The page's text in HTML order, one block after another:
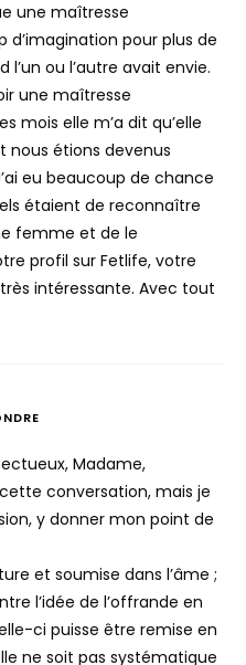
une maîtresse
pour plus de
ou l’autre avait envie.
une maîtresse
mois elle m’a dit qu’elle
nous étions devenus
eu beaucoup de chance
étaient de reconnaître
femme et de le
profil sur Fetlife, votre
intéressante. Avec tout
Madame,
conversation, mais je
y donner mon point de
et soumise dans l’âme ;
l’idée de l’offrande en
ci puisse être remise en
ne soit pas systématique